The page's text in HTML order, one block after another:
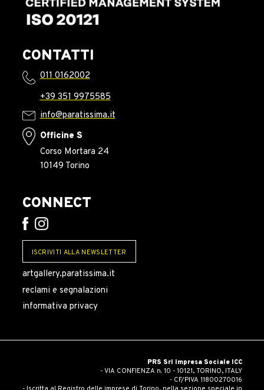
CONTATTI
011 0162002
+39 351 9975585
info@paratissima.it
Officine S
Corso Mortara 24
10149 Torino
CONNECT
ISCRIVITI ALLA NEWSLETTER
artgallery.paratissima.it
reclami e segnalazioni
informativa privacy
PRS Srl Impresa Sociale ICC
- VIA CONFIENZA n. 10 - 10121, TORINO, ITALY
- CF/PIVA 11800270016